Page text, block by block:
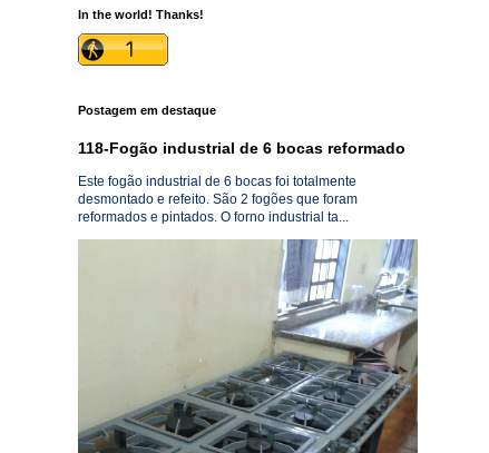
In the world! Thanks!
Postagem em destaque
118-Fogão industrial de 6 bocas reformado
Este fogão industrial de 6 bocas foi totalmente
desmontado e refeito. São 2 fogões que foram
reformados e pintados. O forno industrial ta...